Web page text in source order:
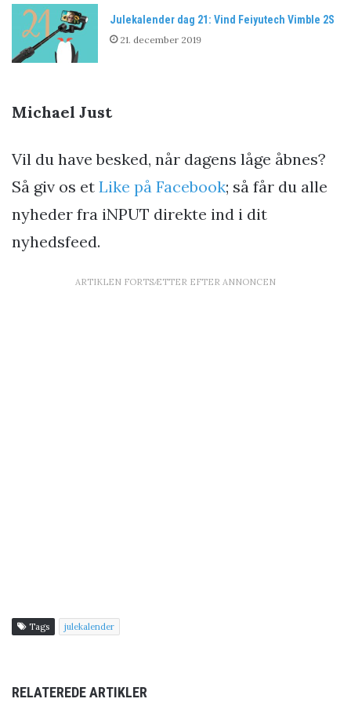
Julekalender dag 21: Vind Feiyutech Vimble 2S
21. december 2019
Michael Just
Vil du have besked, når dagens låge åbnes?
Så giv os et Like på Facebook; så får du alle
nyheder fra iNPUT direkte ind i dit
nyhedsfeed.
ARTIKLEN FORTSÆTTER EFTER ANNONCEN
Tags julekalender
RELATEREDE ARTIKLER